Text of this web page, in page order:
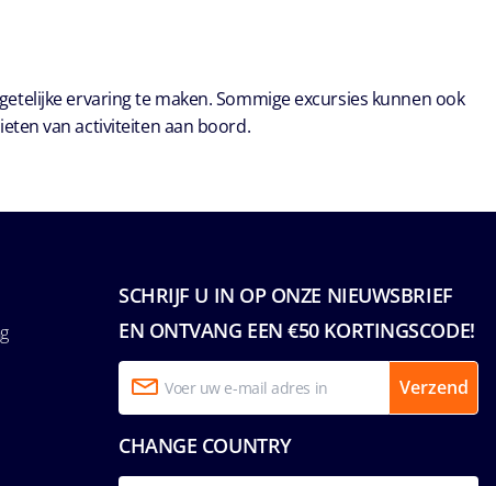
ervaring te maken. Sommige excursies kunnen ook
van activiteiten aan boord.
SCHRIJF U IN OP ONZE NIEUWSBRIEF
EN ONTVANG EEN €50 KORTINGSCODE!
Verzend
CHANGE COUNTRY